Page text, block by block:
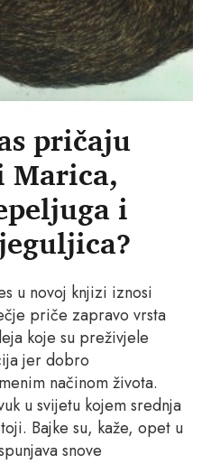
pričaju
Marica,
i
u novoj knjizi iznosi
priče zapravo vrsta
koje su preživjele
jer dobro
načinom života.
u svijetu kojem srednja
Bajke su, kaže, opet u
snove